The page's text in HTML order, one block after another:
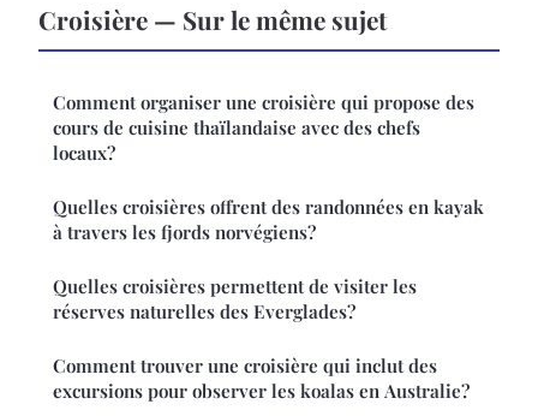
Croisière — Sur le même sujet
Comment organiser une croisière qui propose des
cours de cuisine thaïlandaise avec des chefs
locaux?
Quelles croisières offrent des randonnées en kayak
à travers les fjords norvégiens?
Quelles croisières permettent de visiter les
réserves naturelles des Everglades?
Comment trouver une croisière qui inclut des
excursions pour observer les koalas en Australie?